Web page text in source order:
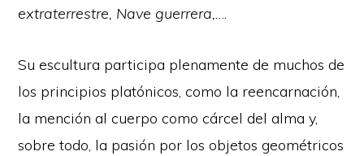
extraterrestre, Nave guerrera,….
Su escultura participa plenamente de muchos de
los principios platónicos, como la reencarnación,
la mención al cuerpo como cárcel del alma y,
sobre todo, la pasión por los objetos geométricos